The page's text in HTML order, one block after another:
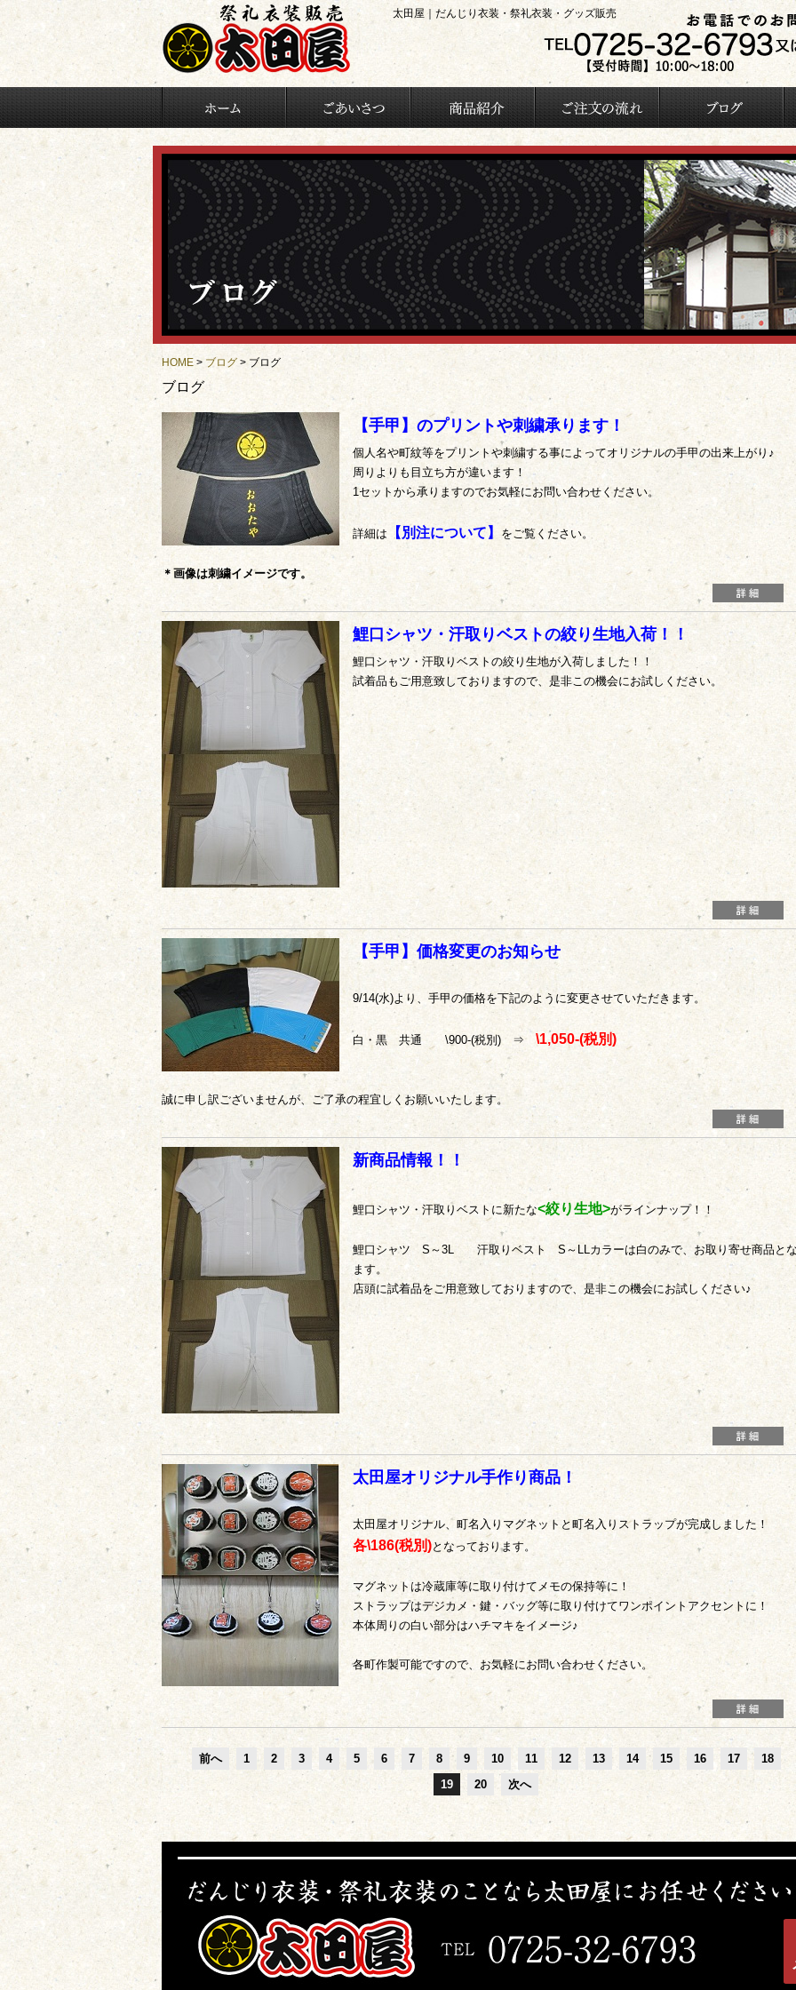
太田屋｜だんじり衣装・祭礼衣装・グッズ販売
HOME > ブログ > ブログ
ブログ
ブログ
【手甲】のプリントや刺繍承ります！
個人名や町紋等をプリントや刺繍する事によってオリジナルの手甲の出来上がり♪
周りよりも目立ち方が違います！
1セットから承りますのでお気軽にお問い合わせください。
詳細は 【別注について】 をご覧ください。
＊画像は刺繍イメージです。
鯉口シャツ・汗取りベストの絞り生地入荷！！
鯉口シャツ・汗取りベストの絞り生地が入荷しました！！
試着品もご用意致しておりますので、是非この機会にお試しください。
【手甲】価格変更のお知らせ
9/14(水)より、手甲の価格を下記のように変更させていただきます。
白・黒 共通 \900-(税別) ⇒ \1,050-(税別)
誠に申し訳ございませんが、ご了承の程宜しくお願いいたします。
新商品情報！！
鯉口シャツ・汗取りベストに新たな<絞り生地>がラインナップ！！
鯉口シャツ S～3L 汗取りベスト S～LLカラーは白のみで、お取り寄せ商品と
ます。
店頭に試着品をご用意致しておりますので、是非この機会にお試しください♪
太田屋オリジナル手作り商品！
太田屋オリジナル、町名入りマグネットと町名入りストラップが完成しました！
各\186(税別)となっております。
マグネットは冷蔵庫等に取り付けてメモの保持等に！
ストラップはデジカメ・鍵・バッグ等に取り付けてワンポイントアクセントに！
本体周りの白い部分はハチマキをイメージ♪
各町作製可能ですので、お気軽にお問い合わせください。
前へ 1 2 3 4 5 6 7 8 9 10 11 12 13 14 15 16 17
18
19
20 次へ